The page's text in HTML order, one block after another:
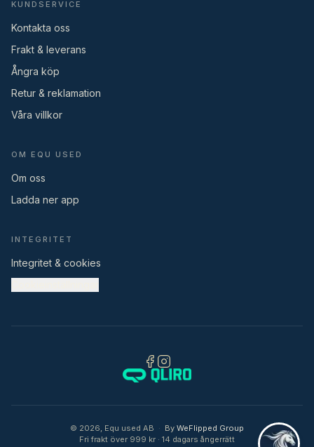
KUNDSERVICE
Kontakta oss
Frakt & leverans
Ångra köp
Retur & reklamation
Våra villkor
OM EQU USED
Om oss
Ladda ner app
INTEGRITET
Integritet & cookies
© 2026, Equ used AB · By WeFlipped Group
Fri frakt över 999 kr · 14 dagars ångerrätt